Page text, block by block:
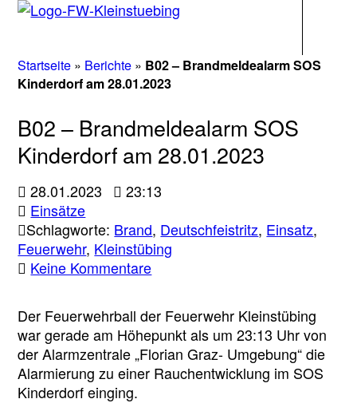
Startseite » Berichte » B02 – Brandmeldealarm SOS
Kinderdorf am 28.01.2023
B02 – Brandmeldealarm SOS
Kinderdorf am 28.01.2023
28.01.2023
23:13
Einsätze
Schlagworte: Brand, Deutschfeistritz, Einsatz,
Feuerwehr, Kleinstübing
Keine Kommentarezu
Brandmeldealarm
SOS
Kinderdorf
am
Der Feuerwehrball der Feuerwehr Kleinstübing
war gerade am Höhepunkt als um 23:13 Uhr von
der Alarmzentrale „Florian Graz- Umgebung“ die
Alarmierung zu einer Rauchentwicklung im SOS
Kinderdorf einging.